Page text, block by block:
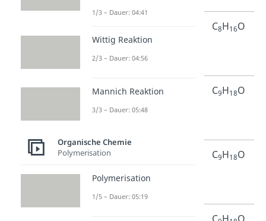
Octanon
C8H16O
2-
Nonanon
Nonan-
C9H18O
3-
Nonanon
C9H18O
1/3 – Dauer: 04:41
Wittig Reaktion
2/3 – Dauer: 04:56
Mannich Reaktion
3/3 – Dauer: 05:48
Organische Chemie
Polymerisation
Polymerisation
1/5 – Dauer: 05:19